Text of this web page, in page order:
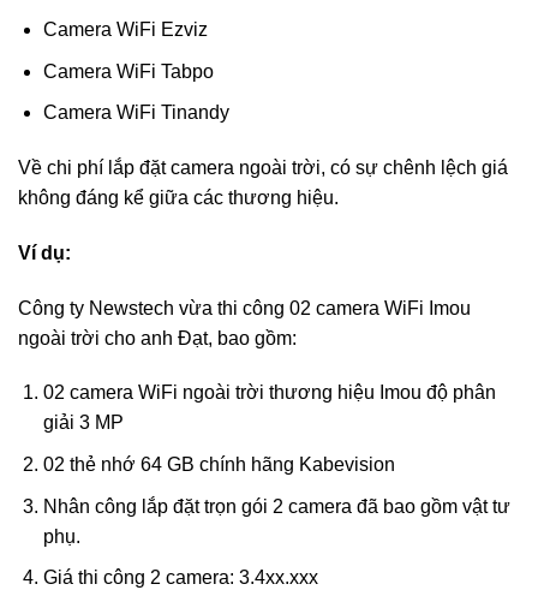
Camera WiFi Ezviz
Camera WiFi Tabpo
Camera WiFi Tinandy
Về chi phí lắp đặt camera ngoài trời, có sự chênh lệch giá
không đáng kể giữa các thương hiệu.
Ví dụ:
Công ty Newstech vừa thi công 02 camera WiFi Imou
ngoài trời cho anh Đạt, bao gồm:
02 camera WiFi ngoài trời thương hiệu Imou độ phân
giải 3 MP
02 thẻ nhớ 64 GB chính hãng Kabevision
Nhân công lắp đặt trọn gói 2 camera đã bao gồm vật tư
phụ.
Giá thi công 2 camera: 3.4xx.xxx